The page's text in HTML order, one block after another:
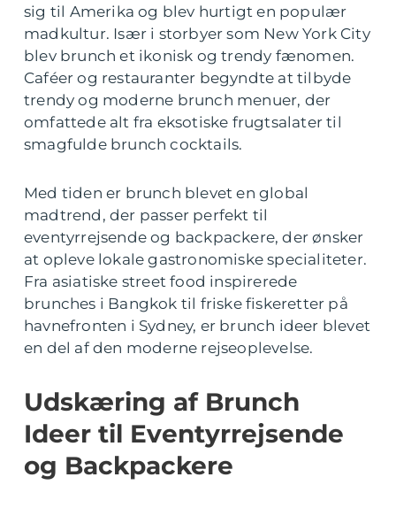
sig til Amerika og blev hurtigt en populær
madkultur. Især i storbyer som New York City
blev brunch et ikonisk og trendy fænomen.
Caféer og restauranter begyndte at tilbyde
trendy og moderne brunch menuer, der
omfattede alt fra eksotiske frugtsalater til
smagfulde brunch cocktails.
Med tiden er brunch blevet en global
madtrend, der passer perfekt til
eventyrrejsende og backpackere, der ønsker
at opleve lokale gastronomiske specialiteter.
Fra asiatiske street food inspirerede
brunches i Bangkok til friske fiskeretter på
havnefronten i Sydney, er brunch ideer blevet
en del af den moderne rejseoplevelse.
Udskæring af Brunch
Ideer til Eventyrrejsende
og Backpackere